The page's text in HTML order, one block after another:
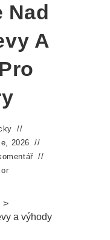
Nad
A
2026
>
a výhody pro seniory